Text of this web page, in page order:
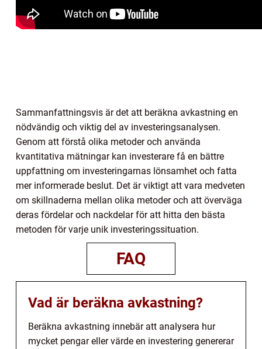
Sammanfattningsvis är det att beräkna avkastning en
nödvändig och viktig del av investeringsanalysen.
Genom att förstå olika metoder och använda
kvantitativa mätningar kan investerare få en bättre
uppfattning om investeringarnas lönsamhet och fatta
mer informerade beslut. Det är viktigt att vara medveten
om skillnaderna mellan olika metoder och att överväga
deras fördelar och nackdelar för att hitta den bästa
metoden för varje unik investeringssituation.
FAQ
Vad är beräkna avkastning?
Beräkna avkastning innebär att analysera hur
mycket pengar eller värde en investering genererar